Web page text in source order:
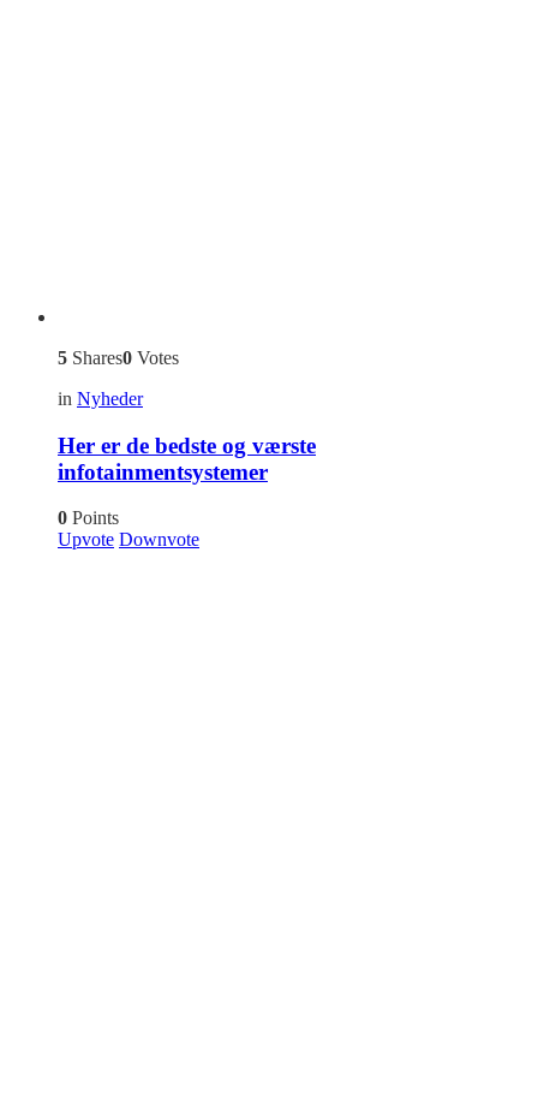
5 Shares0 Votes
in Nyheder
Her er de bedste og værste
infotainmentsystemer
0 Points
Upvote Downvote